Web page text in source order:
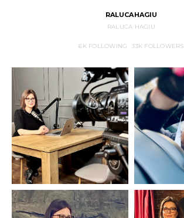
RALUCAHAGIU
RALUCA HAGIU
6KFOLLOWING 33K FOLLOWERS